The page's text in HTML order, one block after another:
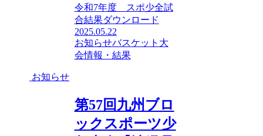
令和7年度 スポ少全試
合結果ダウンロード
2025.05.22
お知らせバスケット 大
会情報・結果
お知らせ
第57回九州ブロ
ックスポーツ少